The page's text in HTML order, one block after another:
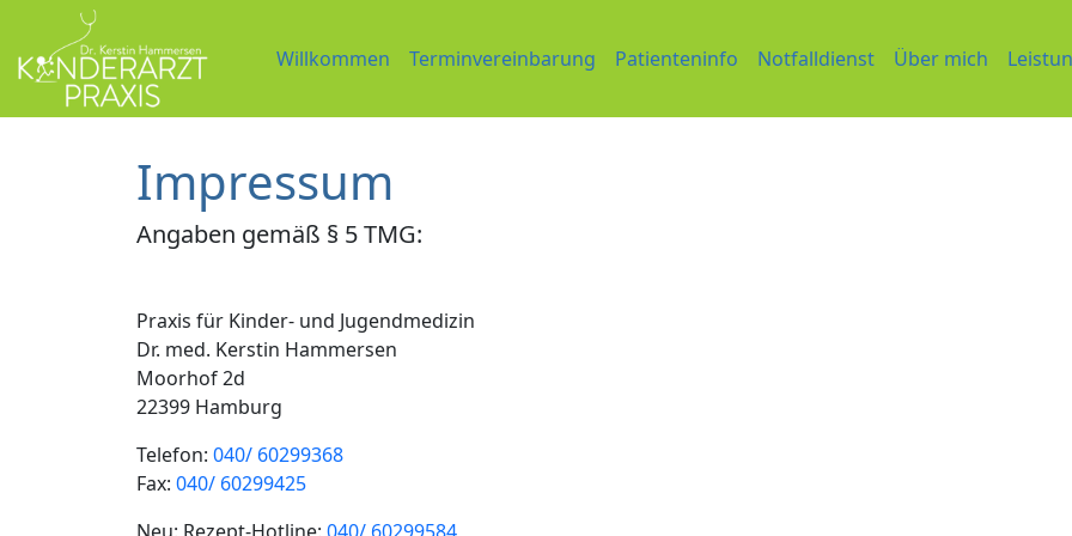
Willkommen Terminvereinbarung Patienteninfo Notfalldienst Über mich
Impressum
Angaben gemäß § 5 TMG:
Praxis für Kinder- und Jugendmedizin
Dr. med. Kerstin Hammersen
Moorhof 2d
22399 Hamburg
Telefon: 040/ 60299368
Fax: 040/ 60299425